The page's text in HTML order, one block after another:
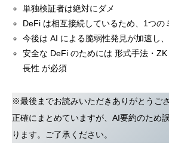
単独検証者は絶対にダメ
DeFi は相互接続しているため、1つの
今後は AI による脆弱性発見が加速し
安全な DeFi のためには 形式手法・
長性 が必須
※最後までお読みいただきありがとうご
正確にまとめていますが、AI要約のため
ります。ご了承ください。